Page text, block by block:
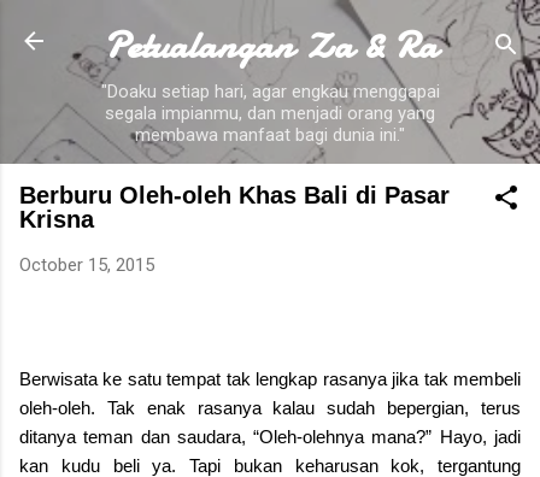
Skip to main content
Petualangan Za & Ra
"Doaku setiap hari, agar engkau menggapai
segala impianmu, dan menjadi orang yang
membawa manfaat bagi dunia ini."
Berburu Oleh-oleh Khas Bali di Pasar
Krisna
October 15, 2015
Berwisata ke satu tempat tak lengkap rasanya jika tak membeli
oleh-oleh. Tak enak rasanya kalau sudah bepergian, terus
ditanya teman dan saudara, “Oleh-olehnya mana?” Hayo, jadi
kan kudu beli ya. Tapi bukan keharusan kok, tergantung